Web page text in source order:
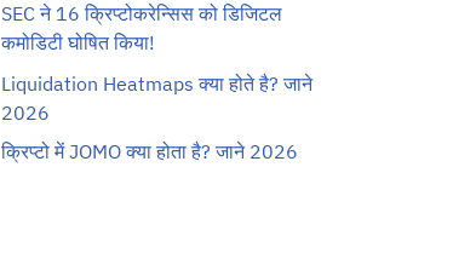
SEC ने 16 क्रिप्टोकरेन्सिस को डिजिटल
कमोडिटी घोषित किया!
Liquidation Heatmaps क्या होते है? जाने
2026
क्रिप्टो में JOMO क्या होता है? जाने 2026